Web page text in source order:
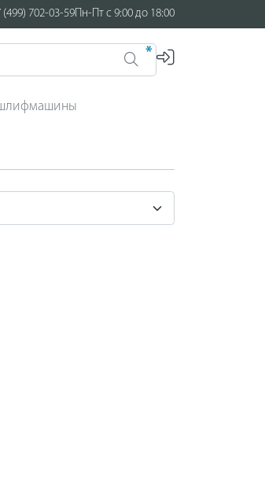
(499) 702-03-59Пн-Пт с 9:00 до 18:00
*